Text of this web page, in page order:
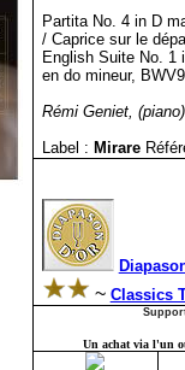
Partita No. 4 in D
/ Caprice sur le
English Suite No. 1
en do mineur,
Rémi Geniet, (piano)
Label : Mirare
~ Classics
Un achat via l'un